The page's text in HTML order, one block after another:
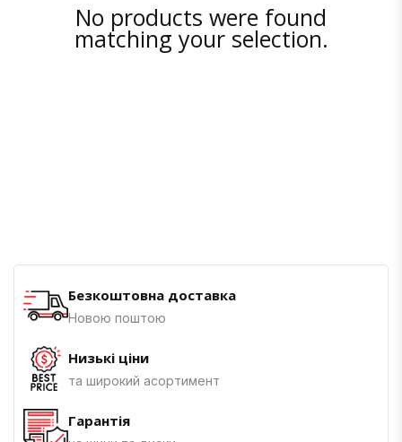
No products were found
matching your selection.
Безкоштовна доставка
Новою поштою
Низькі ціни
та широкий асортимент
Гарантія